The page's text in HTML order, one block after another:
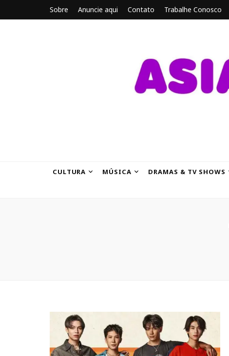
Sobre Anuncie aqui Contato Trabalhe Conosco
CULTURA MÚSICA DRAMAS & TV SHOWS